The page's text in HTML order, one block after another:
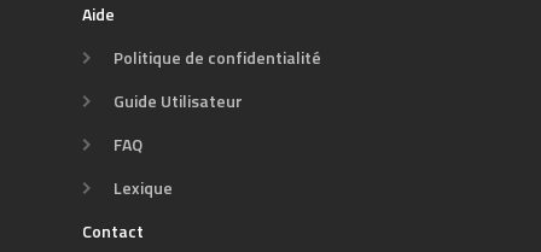
Aide
Politique de confidentialité
Guide Utilisateur
FAQ
Lexique
Contact